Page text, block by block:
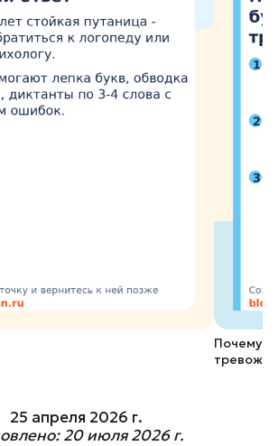
Почему
25 апреля 2026 г.
20 июля 2026 г.